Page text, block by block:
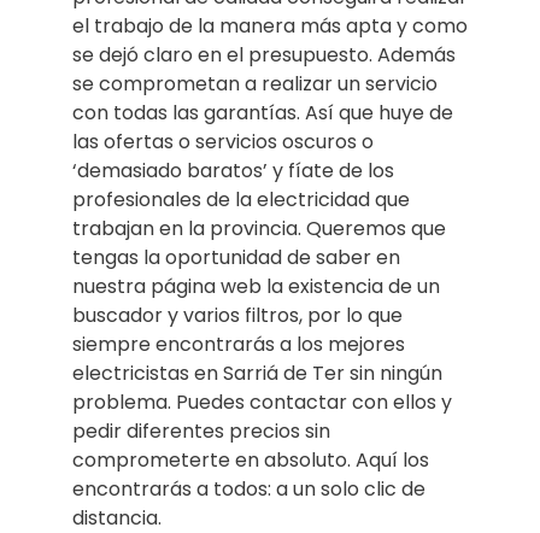
el trabajo de la manera más apta y como
se dejó claro en el presupuesto. Además
se comprometan a realizar un servicio
con todas las garantías. Así que huye de
las ofertas o servicios oscuros o
‘demasiado baratos’ y fíate de los
profesionales de la electricidad que
trabajan en la provincia. Queremos que
tengas la oportunidad de saber en
nuestra página web la existencia de un
buscador y varios filtros, por lo que
siempre encontrarás a los mejores
electricistas en Sarriá de Ter sin ningún
problema. Puedes contactar con ellos y
pedir diferentes precios sin
comprometerte en absoluto. Aquí los
encontrarás a todos: a un solo clic de
distancia.